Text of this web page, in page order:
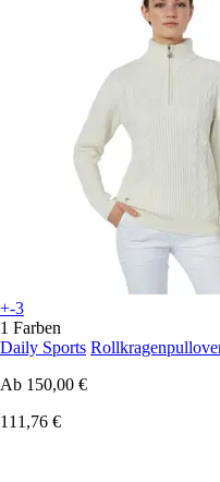
+-3
1 Farben
Daily Sports
Ab 150,00 €
111,76 €